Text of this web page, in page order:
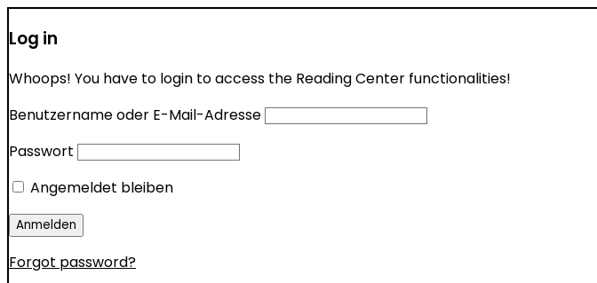
Log in
Whoops! You have to login to access the Reading Center functionalities!
Benutzername oder E-Mail-Adresse
Passwort
Angemeldet bleiben
Forgot password?